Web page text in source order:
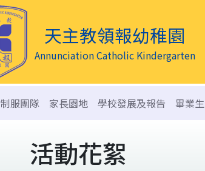
天主教領報幼稚園
Annunciation Catholic Kindergarten
制服團隊 家長園地 學校發展及報告 畢業生
活動花絮